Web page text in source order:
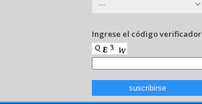
Ingrese el código verificador